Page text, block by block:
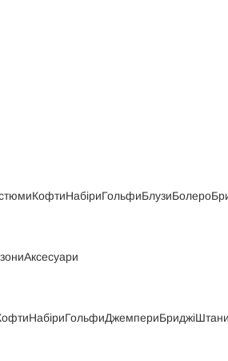
КофтиНабіриГольфиБлузиБолеро
Аксесуари
НабіриГольфиДжемпериБриджіШтани